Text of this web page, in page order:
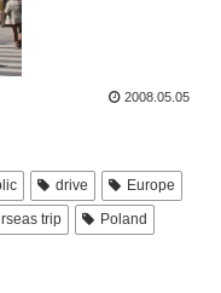
2008.05.05
drive
Europe
trip
Poland